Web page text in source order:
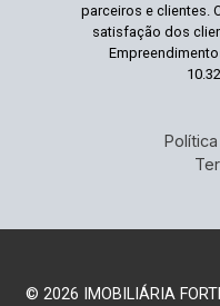
parceiros e clientes.
satisfação dos
© 2026 IMOBILIÁRIA